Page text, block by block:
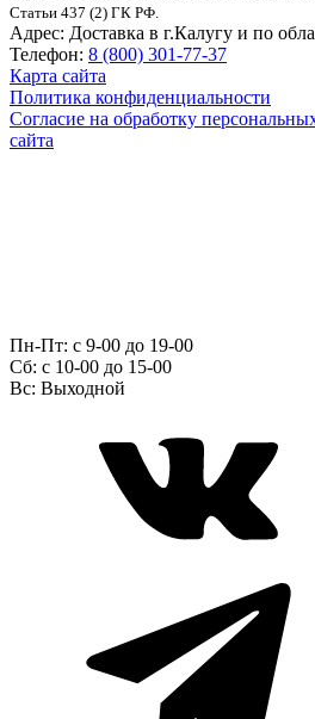
Статьи 437 (2) ГК РФ.
Адрес: Доставка в г.Калугу и по
Телефон: 8 (800) 301-77-37
Карта сайта
Политика конфиденциальности
Согласие на обработку
сайта
Пн-Пт: с 9-00 до 19-00
Сб: c 10-00 до 15-00
Вс: Выходной